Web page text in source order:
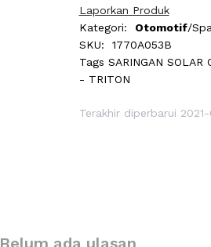
Laporkan Produk
Kategori:
Otomotif/
SKU:
1770A053B
Tags SARINGAN SOLAR
- TRITON
Terakhir diperbarui
Belum ada ulasan